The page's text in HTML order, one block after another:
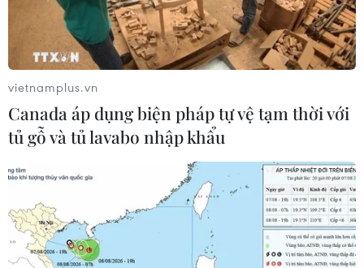
Theo dõi VietnamPlus
TIN LIÊN QUAN
vietnamplus.vn
Canada áp dụng biện pháp tự vệ tạm thời với
tủ gỗ và tủ lavabo nhập khẩu